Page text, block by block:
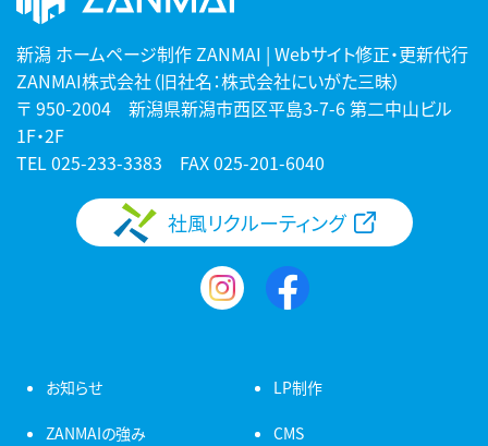
新潟 ホームページ制作 ZANMAI | Webサイト修正・更新代行
ZANMAI株式会社（旧社名：株式会社にいがた三昧）
〒 950-2004 新潟県新潟市西区平島3-7-6 第二中山ビル
1F・2F
TEL 025-233-3383 FAX 025-201-6040
社風リクルーティング
お知らせ
ZANMAIの強み
LP制作
CMS